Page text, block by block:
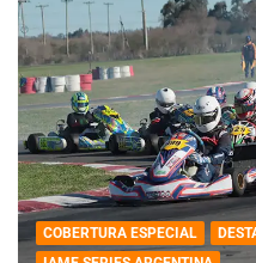
COBERTURA ESPECIAL